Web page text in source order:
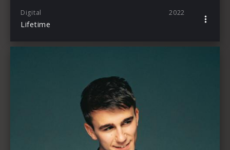
Digital 2022
Lifetime